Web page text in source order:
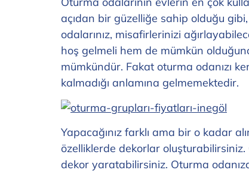
açıdan bir güzelliğe sahip olduğu
odalarınız, misafirlerinizi
hoş gelmeli hem de mümkün
mümkündür. Fakat oturma odanızı
kalmadığı anlamına gelmemektedir.
Yapacağınız farklı ama bir o kadar
özelliklerde dekorlar
dekor yaratabilirsiniz. Oturma